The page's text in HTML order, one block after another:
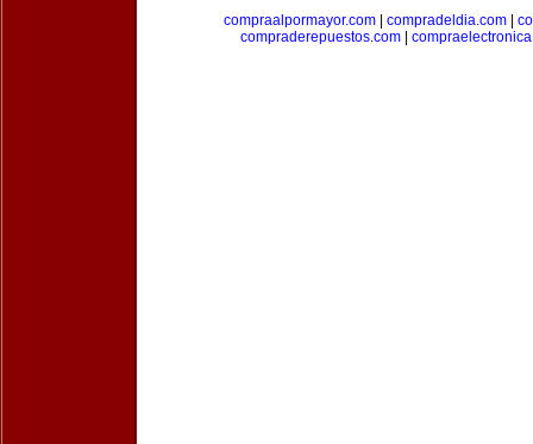
compraalpormayor.com| compradeldia.com|
compraderepuestos.com|